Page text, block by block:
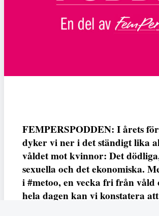
FEMPERSPODDEN: I årets
dyker vi ner i det ständigt lika
våldet mot kvinnor: Det
sexuella och det ekonomiska.
i #metoo, en vecka fri från våld
hela dagen kan vi konstatera